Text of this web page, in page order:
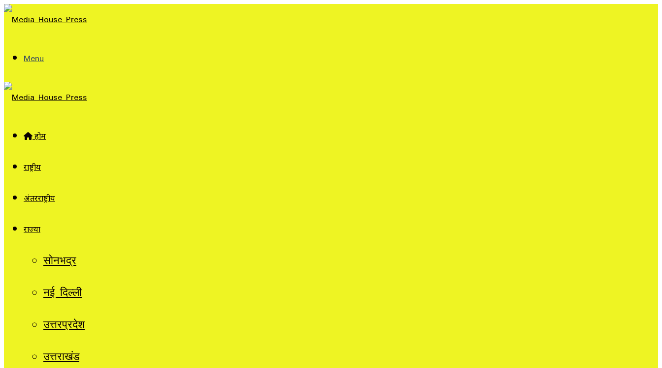
Menu
होम
राष्ट्रीय
अंतरराष्ट्रीय
राज्यों
सोनभद्र
नई दिल्ली
उत्तरप्रदेश
उत्तराखंड